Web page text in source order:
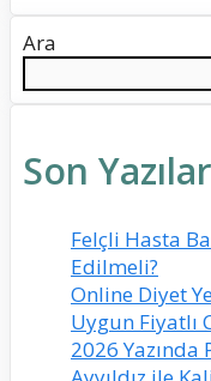
Ara
Son Yazılar
Felçli Hasta
Edilmeli?
Online Diyet
Uygun Fiyatlı
2026